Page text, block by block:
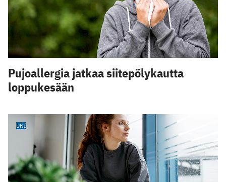
Pujoallergia jatkaa siitepölykautta
loppukesään
UNI